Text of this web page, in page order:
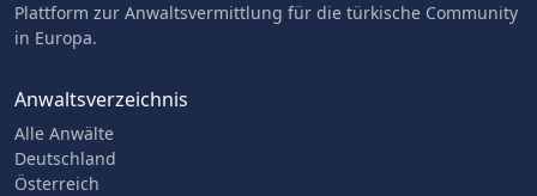
Plattform zur Anwaltsvermittlung für die türkische Community
in Europa.
Anwaltsverzeichnis
Alle Anwälte
Deutschland
Österreich